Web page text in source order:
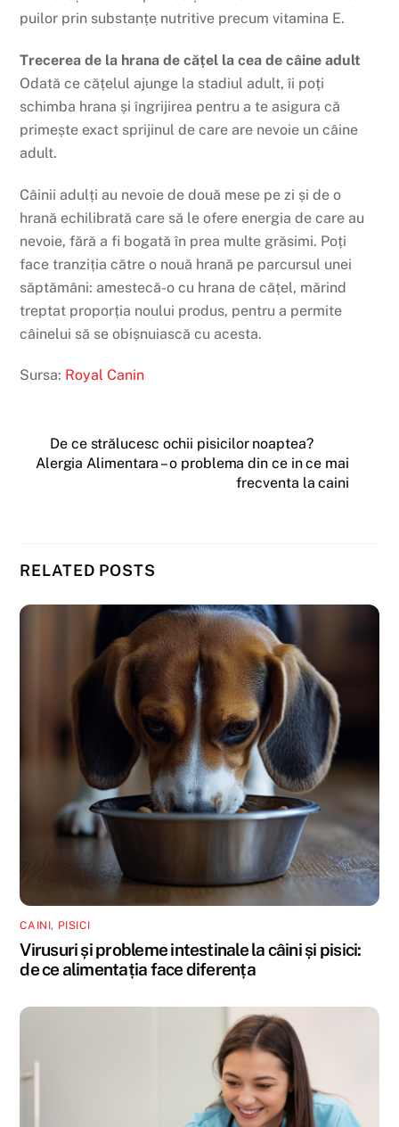
puilor prin substanțe nutritive precum vitamina E.
Trecerea de la hrana de cățel la cea de câine adult
Odată ce cățelul ajunge la stadiul adult, îi poți
schimba hrana și îngrijirea pentru a te asigura că
primește exact sprijinul de care are nevoie un câine
adult.
Câinii adulți au nevoie de două mese pe zi și de o
hrană echilibrată care să le ofere energia de care au
nevoie, fără a fi bogată în prea multe grăsimi. Poți
face tranziția către o nouă hrană pe parcursul unei
săptămâni: amestecă-o cu hrana de cățel, mărind
treptat proporția noului produs, pentru a permite
câinelui să se obișnuiască cu acesta.
Sursa: Royal Canin
De ce strălucesc ochii pisicilor noaptea?
Alergia Alimentara – o problema din ce in ce mai
frecventa la caini
RELATED POSTS
CAINI, PISICI
Virusuri și probleme intestinale la câini și pisici:
de ce alimentația face diferența